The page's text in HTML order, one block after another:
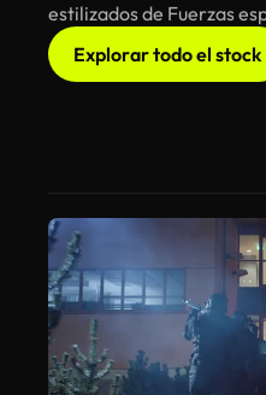
estilizados de Fuerzas
Explorar todo el stock